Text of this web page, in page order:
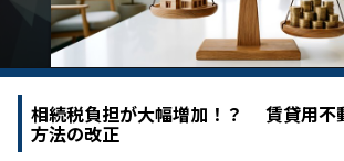
相続税負担が大幅増加！？ 賃貸用不
方法の改正